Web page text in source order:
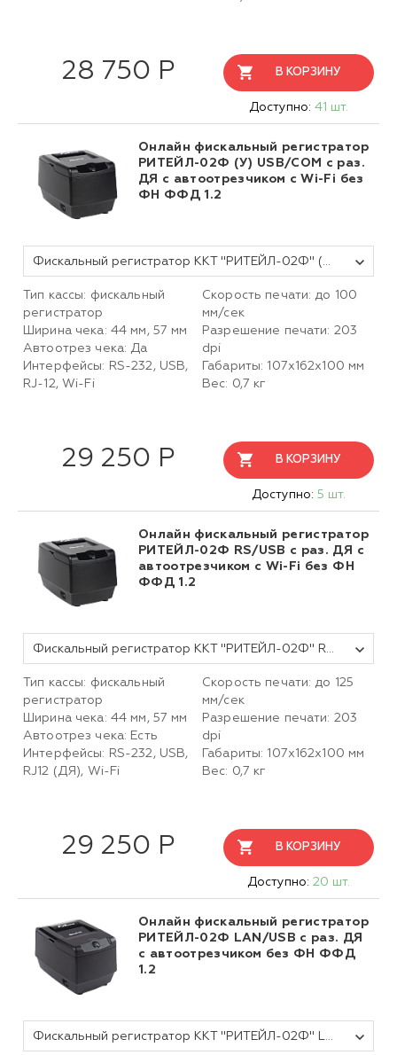
28 750 Р В КОРЗИНУ
Доступно: 41 шт.
Онлайн фискальный регистратор
РИТЕЙЛ-02Ф (У) USB/COM с раз.
ДЯ с автоотрезчиком c Wi-Fi без
ФН ФФД 1.2
Фискальный регистратор ККТ "РИТЕЙЛ-02Ф" (У) USB/COM с раз. ДЯ с автоотрезчиком с Wi-Fi (черный) без ФН
Тип кассы: фискальный
регистратор
Ширина чека: 44 мм, 57 мм
Автоотрез чека: Да
Интерфейсы: RS-232, USB,
RJ-12, Wi-Fi
Скорость печати: до 100
мм/сек
Разрешение печати: 203
dpi
Габариты: 107х162х100 мм
Вес: 0,7 кг
29 250 Р В КОРЗИНУ
Доступно: 5 шт.
Онлайн фискальный регистратор
РИТЕЙЛ-02Ф RS/USB с раз. ДЯ с
автоотрезчиком c Wi-Fi без ФН
ФФД 1.2
Фискальный регистратор ККТ "РИТЕЙЛ-02Ф" RS/USB с раз. ДЯ с автоотрезчиком и Wi-Fi(черный) без ФН ФФД 1.2
Тип кассы: фискальный
регистратор
Ширина чека: 44 мм, 57 мм
Автоотрез чека: Есть
Интерфейсы: RS-232, USB,
RJ12 (ДЯ), Wi-Fi
Скорость печати: до 125
мм/сек
Разрешение печати: 203
dpi
Габариты: 107х162х100 мм
Вес: 0,7 кг
29 250 Р В КОРЗИНУ
Доступно: 20 шт.
Онлайн фискальный регистратор
РИТЕЙЛ-02Ф LAN/USB с раз. ДЯ
с автоотрезчиком без ФН ФФД
1.2
Фискальный регистратор ККТ "РИТЕЙЛ-02Ф" LAN/USB с раз. ДЯ с автоотрезчиком (черный) без ФН ФФД 1.2